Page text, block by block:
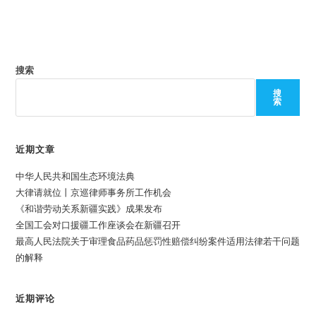
搜索
搜
索
近期文章
中华人民共和国生态环境法典
大律请就位丨京巡律师事务所工作机会
《和谐劳动关系新疆实践》成果发布
全国工会对口援疆工作座谈会在新疆召开
最高人民法院关于审理食品药品惩罚性赔偿纠纷案件适用法律若干问题
的解释
近期评论